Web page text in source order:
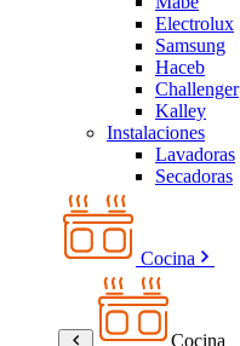
Electrolux
Samsung
Haceb
Challenger
Kalley
Instalaciones
Lavadoras
Secadoras
Cocina
Cocina